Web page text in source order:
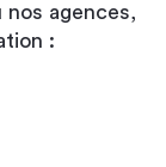
nos agences,
: